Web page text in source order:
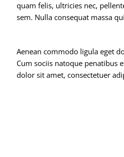
quam felis, ultricies nec,
sem. Nulla consequat massa
Aenean commodo ligula eget
Cum sociis natoque penatibus
dolor sit amet, consectetuer